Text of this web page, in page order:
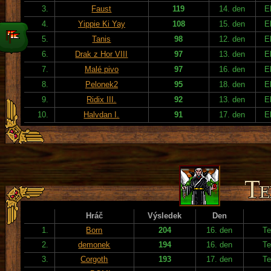
3. Faust 119 14. den
4.
Yippie Ki Yay 108 15. den
5.
Tanis 98 12. den
6.
Drak z Hor VIII 97 13. den
7.
Malé pivo 97 16. den
8.
Pelonek2 95 18. den
9.
Ridix III. 92 13. den
10.
Halvdan I. 91 17. den
Hráč Výsledek
Den
1.
Born 204 16. den
2.
demonek 194 16. den
3.
Corgoth 193 17. den